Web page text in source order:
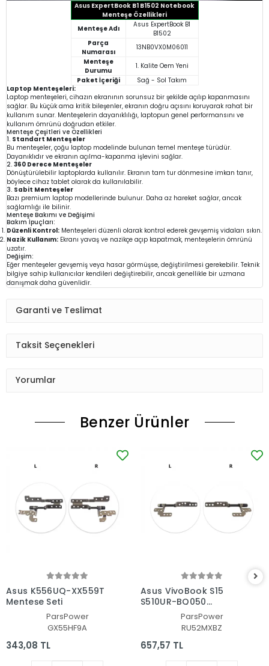
Asus ExpertBook B1 B1502 Notebook
Menteşe Özellikleri
Menteşe Adı
Asus ExpertBook B1
B1502
Parça
Numarası
13NB0VX0M06011
Menteşe
Durumu
1. Kalite Oem Yeni
Paket İçeriği
Sağ - Sol Takım
Laptop Menteşeleri:
Laptop menteşeleri, cihazın ekranının sorunsuz bir şekilde açılıp kapanmasını
sağlar. Bu küçük ama kritik bileşenler, ekranın doğru açısını koruyarak rahat bir
kullanım sunar. Menteşelerin dayanıklılığı, laptopun genel performansını ve
kullanım ömrünü doğrudan etkiler.
Menteşe Çeşitleri ve Özellikleri
1. Standart Menteşeler
Bu menteşeler, çoğu laptop modelinde bulunan temel menteşe türüdür.
Dayanıklıdır ve ekranın açılma-kapanma işlevini sağlar.
2. 360 Derece Menteşeler
Dönüştürülebilir laptoplarda kullanılır. Ekranın tam tur dönmesine imkan tanır,
böylece cihaz tablet olarak da kullanılabilir.
3. Sabit Menteşeler
Bazı premium laptop modellerinde bulunur. Daha az hareket sağlar, ancak
sağlamlığı ile bilinir.
Menteşe Bakımı ve Değişimi
Bakım İpuçları:
Düzenli Kontrol: Menteşeleri düzenli olarak kontrol ederek gevşemiş vidaları sıkın.
Nazik Kullanım: Ekranı yavaş ve nazikçe açıp kapatmak, menteşelerin ömrünü
uzatır.
Değişim:
Eğer menteşeler gevşemiş veya hasar görmüşse, değiştirilmesi gerekebilir. Teknik
bilgiye sahip kullanıcılar kendileri değiştirebilir, ancak genellikle bir uzmana
danışmak daha güvenlidir.
Garanti ve Teslimat
Taksit Seçenekleri
Yorumlar
Benzer Ürünler
Asus K556UQ-XX559T
Menteşe Seti
ParsPower
GX55HF9A
343,08 TL
Asus VivoBook S15
S510UR-BQ050
Menteşe SetiParsPower
RU52MXBZ
657,57 TL